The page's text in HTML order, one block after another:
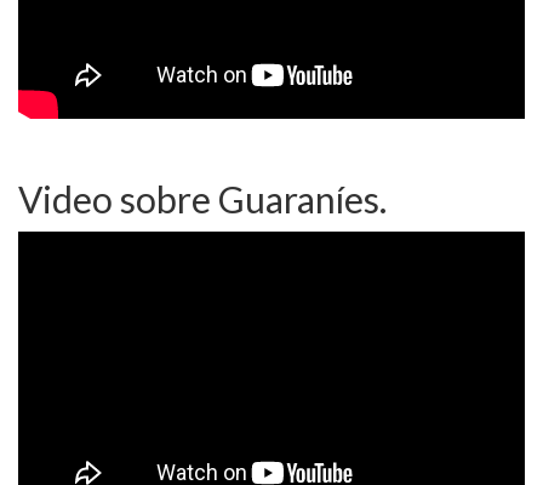
Video sobre Guaraníes.